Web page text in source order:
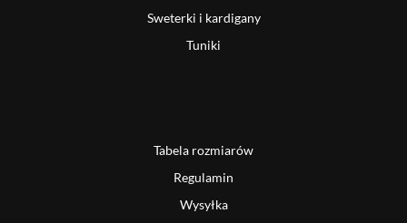
Sweterki i kardigany
Tuniki
Tabela rozmiarów
Regulamin
Wysyłka